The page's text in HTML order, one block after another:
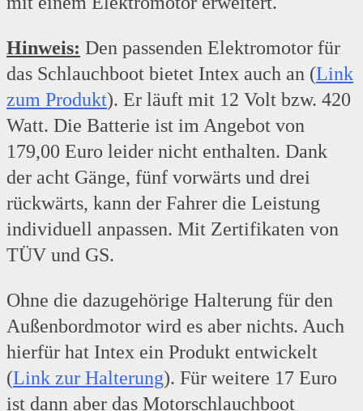
Hinweis: Den passenden Elektromotor für
das Schlauchboot bietet Intex auch an (Link
zum Produkt). Er läuft mit 12 Volt bzw. 420
Watt. Die Batterie ist im Angebot von
179,00 Euro leider nicht enthalten. Dank
der acht Gänge, fünf vorwärts und drei
rückwärts, kann der Fahrer die Leistung
individuell anpassen. Mit Zertifikaten von
TÜV und GS.
Ohne die dazugehörige Halterung für den
Außenbordmotor wird es aber nichts. Auch
hierfür hat Intex ein Produkt entwickelt
(Link zur Halterung). Für weitere 17 Euro
ist dann aber das Motorschlauchboot